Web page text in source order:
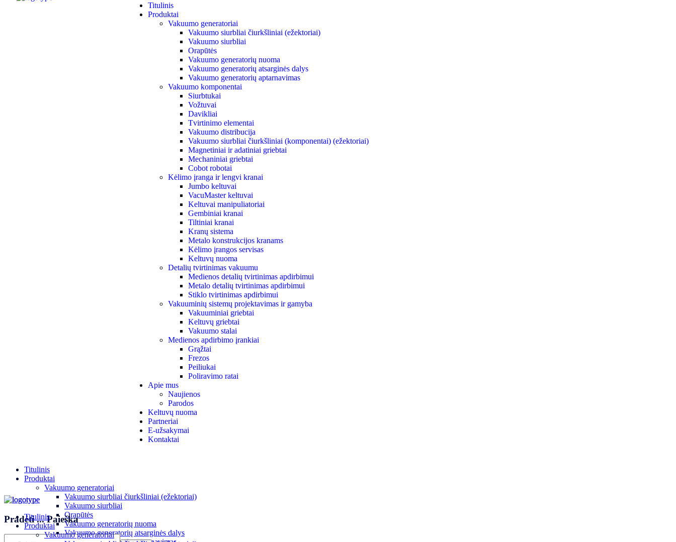
Titulinis
Produktai
Vakuumo generatoriai
Vakuumo siurbliai čiurkšliniai (ežektoriai)
Vakuumo siurbliai
Orapūtės
Vakuumo generatorių nuoma
Vakuumo generatorių atsarginės dalys
Vakuumo generatorių aptarnavimas
Vakuumo komponentai
Siurbtukai
Vožtuvai
Davikliai
Tvirtinimo elementai
Vakuumo distribucija
Vakuumo siurbliai čiurkšliniai (komponentai) (ežektoriai)
Magnetiniai ir adatiniai griebtai
Mechaniniai griebtai
Cobot robotai
Kėlimo įranga ir lengvi kranai
Jumbo keltuvai
VacuMaster keltuvai
Keltuvai manipuliatoriai
Gembiniai kranai
Tiltiniai kranai
Kranų sistema
Metalo konstrukcijos kranams
Kėlimo įrangos servisas
Keltuvų nuoma
Detalių tvirtinimas vakuumu
Medienos detalių tvirtinimas apdirbimui
Metalo detalių tvirtinimas apdirbimui
Stiklo tvirtinimas apdirbimui
Vakuuminių sistemų projektavimas ir gamyba
Vakuuminiai griebtai
Keltuvų griebtai
Vakuumo stalai
Medienos apdirbimo įrankiai
Grąžtai
Frezos
Peiliukai
Poliravimo ratai
Apie mus
Naujienos
Parodos
Keltuvų nuoma
Partneriai
E-užsakymai
Kontaktai
Titulinis
Produktai
Vakuumo generatoriai
Vakuumo siurbliai čiurkšliniai (ežektoriai)
Vakuumo siurbliai
Orapūtės
Vakuumo generatorių nuoma
Vakuumo generatorių atsarginės dalys
Pradėti...Paieška
Titulinis
Produktai
Vakuumo generatoriai